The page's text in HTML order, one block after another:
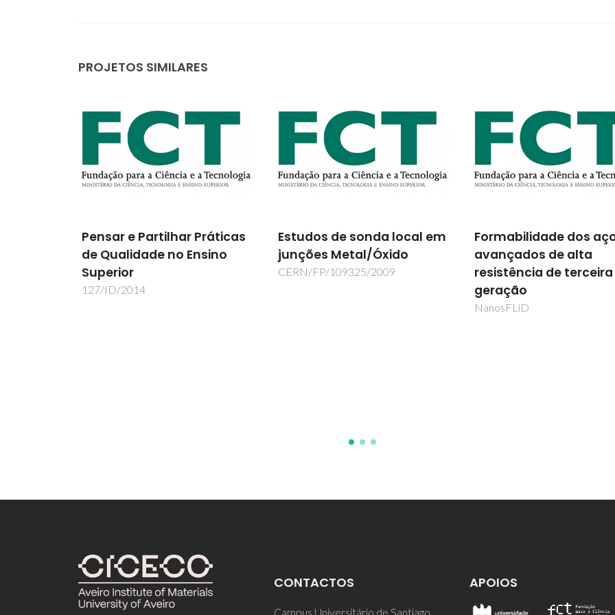
PROJETOS SIMILARES
Estudos de sonda local em
junções Metal/Óxido
CERN/FP/109325/2009
Formabilidade dos aços
avançados de alta
resistência de terceira
Estudo de Óxidos
Magnéticos utilizando
Isótopos Radioactivos
ISOLDE-CERN
POCI/FP/63438/2005
CONTACTOS
Campus Universitário de Santiago
APOIOS